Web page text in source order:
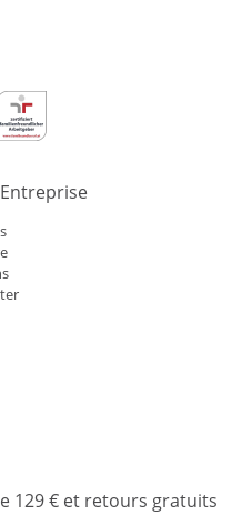
129 € et retours gratuits